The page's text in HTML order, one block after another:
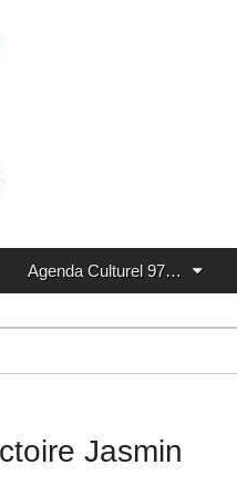
Agenda Culturel 97…
Jasmin